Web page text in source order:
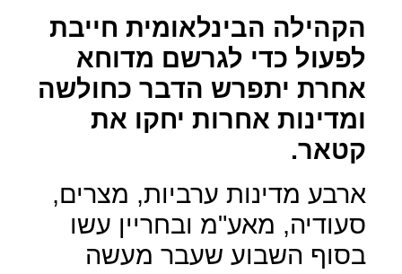
הקהילה הבינלאומית חייבת
לפעול כדי לגרשם מדוחא
אחרת יתפרש הדבר כחולשה
ומדינות אחרות יחקו את
קטאר.
ארבע מדינות ערביות, מצרים,
סעודיה, מאע"מ ובחריין עשו
בסוף השבוע שעבר מעשה